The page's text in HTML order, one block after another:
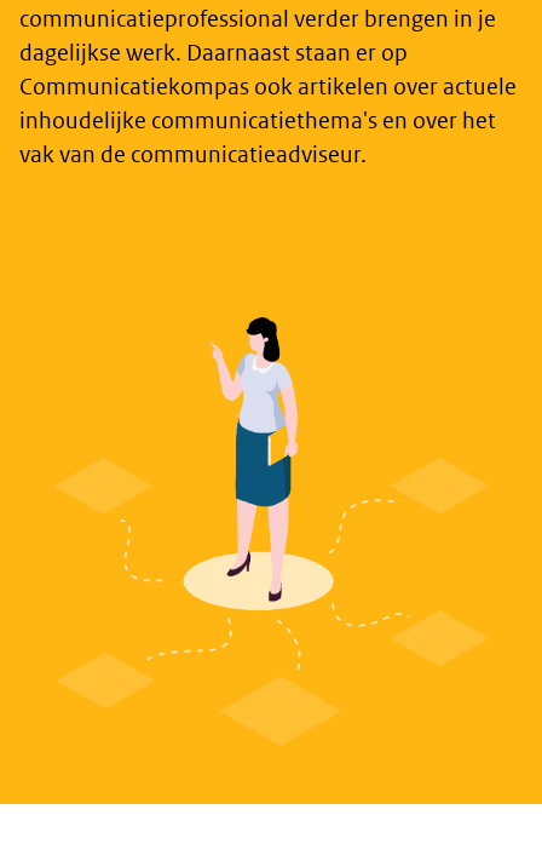
communicatieprofessional verder brengen in je
dagelijkse werk. Daarnaast staan er op
Communicatiekompas ook artikelen over actuele
inhoudelijke communicatiethema's en over het
vak van de communicatieadviseur.